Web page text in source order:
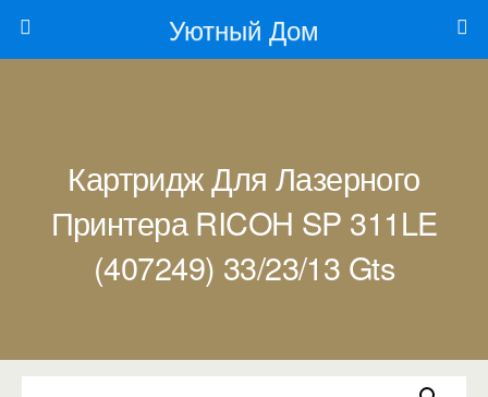
Уютный Дом
Картридж Для Лазерного
Принтера RICOH SP 311LE
(407249) 33/23/13 Gts